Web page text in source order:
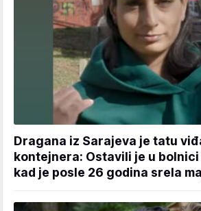
Dragana iz Sarajeva je tatu
kontejnera: Ostavili je u bolnici
kad je posle 26 godina srela